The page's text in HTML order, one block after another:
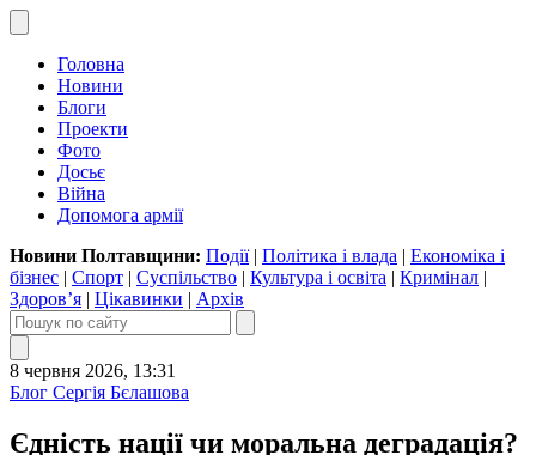
Головна
Новини
Блоги
Проекти
Фото
Досьє
Війна
Допомога армії
Новини Полтавщини: Події| Політика і влада | Економіка і
бізнес | Спорт | Суспільство | Культура і освіта | Кримінал |
Здоров’я | Цікавинки | Архів
8 червня 2026, 13:31
Блог Сергія Бєлашова
Єдність нації чи моральна деградація?